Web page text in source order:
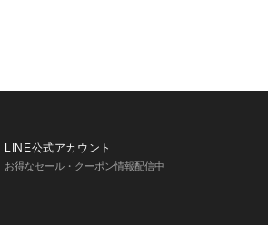
はお受けで
価格変更は
購入価格が
LINE公式アカウント
お得なセール・クーポン情報配信中